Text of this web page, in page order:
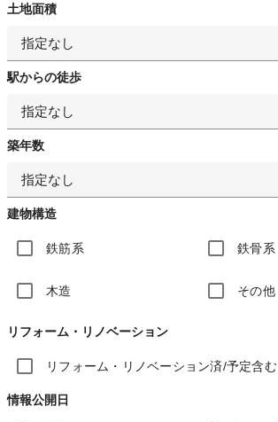
土地面積
指定なし
駅からの徒歩
指定なし
築年数
指定なし
建物構造
鉄筋系 鉄骨系
木造 その他
リフォーム・リノベーション
リフォーム・リノベーション済/予定含む
情報公開日